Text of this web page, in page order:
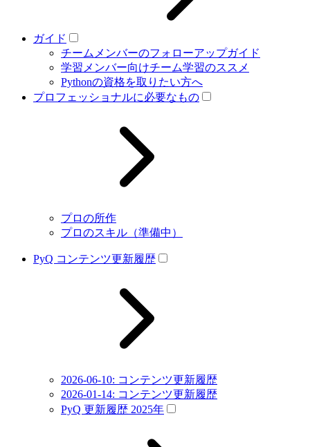
ガイド
チームメンバーのフォローアップガイド
学習メンバー向けチーム学習のススメ
Pythonの資格を取りたい方へ
プロフェッショナルに必要なもの
プロの所作
プロのスキル（準備中）
PyQ コンテンツ更新履歴
2026-06-10: コンテンツ更新履歴
2026-01-14: コンテンツ更新履歴
PyQ 更新履歴 2025年